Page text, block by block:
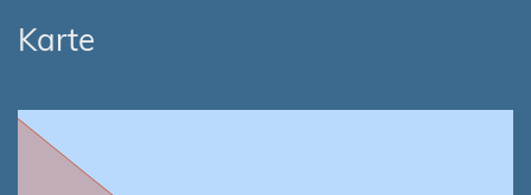
Karte